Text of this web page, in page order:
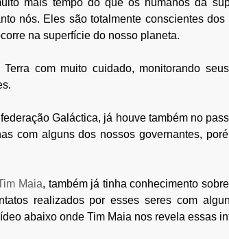
mais tempo do que os humanos da
nós. Eles são totalmente conscientes dos
na superfície do nosso planeta.
com muito cuidado, monitorando
Galáctica, já houve também no
com alguns dos nossos governantes,
Maia, também já tinha conhecimento
realizados por esses seres com
abaixo onde Tim Maia nos revela essas